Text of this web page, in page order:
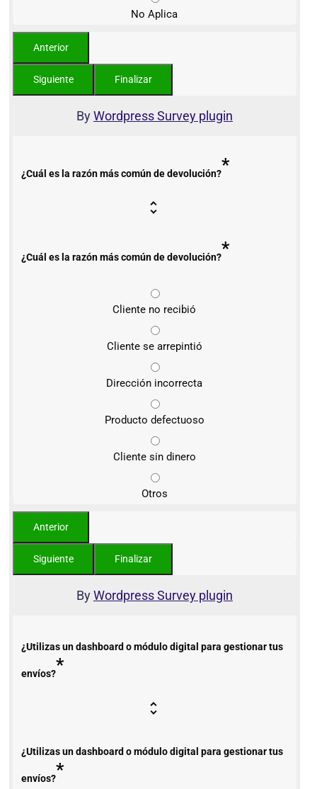
No Aplica
ByWordpress Survey plugin
¿Cuál es la razón más común de devolución?*
¿Cuál es la razón más común de devolución?*
Cliente no recibió
Cliente se arrepintió
Dirección incorrecta
Producto defectuoso
Cliente sin dinero
Otros
ByWordpress Survey plugin
¿Utilizas un dashboard o módulo digital para gestionar tus
envíos?*
¿Utilizas un dashboard o módulo digital para gestionar tus
envíos?*